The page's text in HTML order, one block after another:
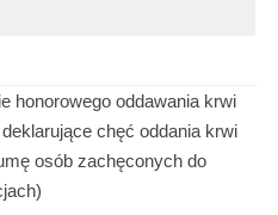
honorowego oddawania krwi
chęć oddania krwi
osób zachęconych do